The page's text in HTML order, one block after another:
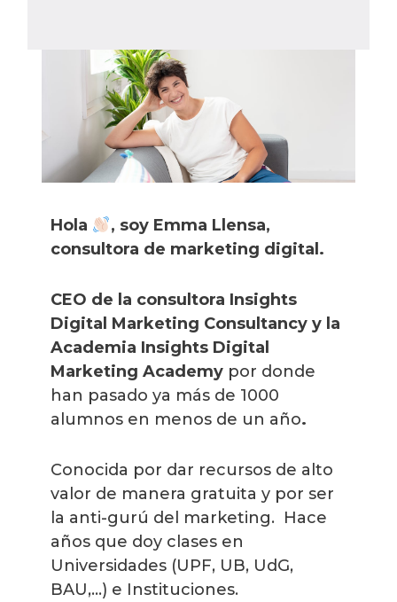
Hola
, soy Emma Llensa,
consultora de marketing digital.
CEO de la consultora Insights
Digital Marketing Consultancy y la
Academia Insights Digital
Marketing Academy por donde
han pasado ya más de 1000
alumnos en menos de un año.
Conocida por dar recursos de alto
valor de manera gratuita y por ser
la anti-gurú del marketing. Hace
años que doy clases en
Universidades (UPF, UB, UdG,
BAU,...) e Instituciones.